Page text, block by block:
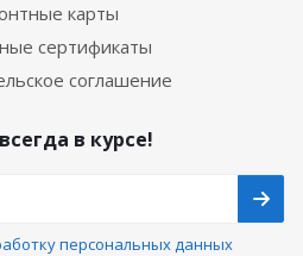
карты
сертификаты
соглашение
в курсе!
персональных данных